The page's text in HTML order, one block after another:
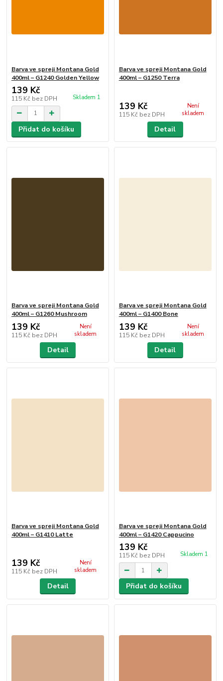
Barva ve spreji Montana Gold
400ml – G1240 Golden Yellow
139 Kč
115 Kč bez DPH Skladem 1
Přidat do košíku
Barva ve spreji Montana Gold
400ml – G1250 Terra
139 Kč
115 Kč bez DPH
Není
skladem
Detail
Barva ve spreji Montana Gold
400ml – G1260 Mushroom
139 Kč
115 Kč bez DPH
Není
skladem
Detail
Barva ve spreji Montana Gold
400ml – G1400 Bone
139 Kč
115 Kč bez DPH
Není
skladem
Detail
Barva ve spreji Montana Gold
400ml – G1410 Latte
139 Kč
115 Kč bez DPH
Není
skladem
Detail
Barva ve spreji Montana Gold
400ml – G1420 Cappucino
139 Kč
115 Kč bez DPH Skladem 1
Přidat do košíku